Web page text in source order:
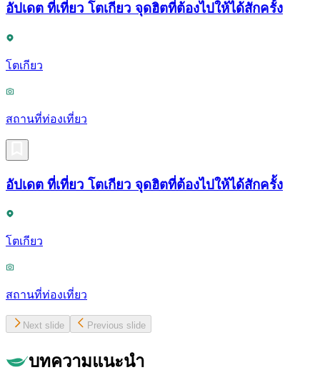
อัปเดต ที่เที่ยว โตเกียว จุดฮิตที่ต้องไปให้ได้สักครั้ง
โตเกียว
สถานที่ท่องเที่ยว
อัปเดต ที่เที่ยว โตเกียว จุดฮิตที่ต้องไปให้ได้สักครั้ง
โตเกียว
สถานที่ท่องเที่ยว
Next slide Previous slide
บทความแนะนำ